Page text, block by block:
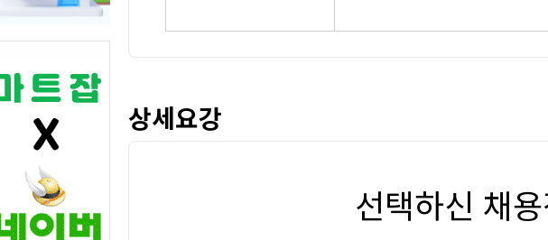
상세요강
선택하신 채